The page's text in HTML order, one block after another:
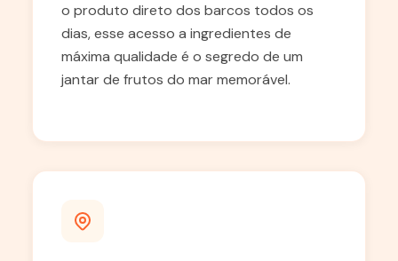
o produto direto dos barcos todos os
dias, esse acesso a ingredientes de
máxima qualidade é o segredo de um
jantar de frutos do mar memorável.